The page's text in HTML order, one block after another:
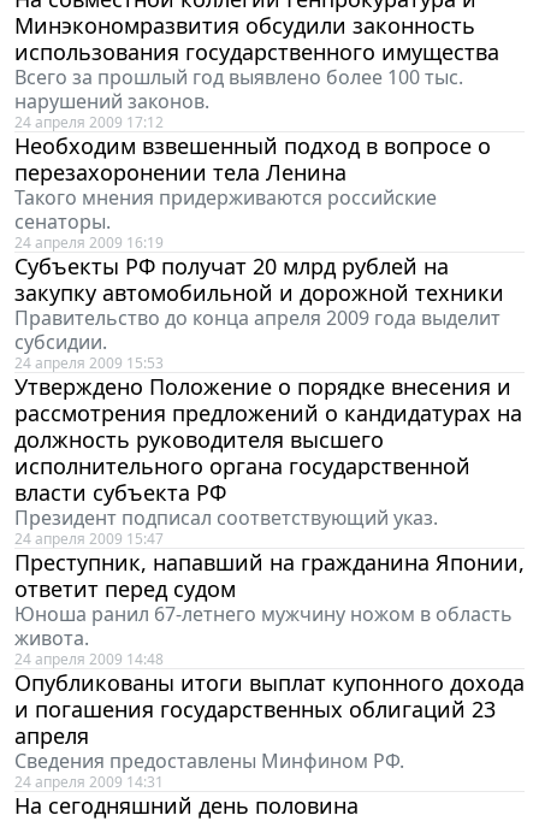
Минэкономразвития обсудили законность
использования государственного имущества
Всего за прошлый год выявлено более 100 тыс.
нарушений законов.
24 апреля 2009 17:12
Необходим взвешенный подход в вопросе о
перезахоронении тела Ленина
Такого мнения придерживаются российские
сенаторы.
24 апреля 2009 16:19
Субъекты РФ получат 20 млрд рублей на
закупку автомобильной и дорожной техники
Правительство до конца апреля 2009 года выделит
субсидии.
24 апреля 2009 15:53
Утверждено Положение о порядке внесения и
рассмотрения предложений о кандидатурах на
должность руководителя высшего
исполнительного органа государственной
власти субъекта РФ
Президент подписал соответствующий указ.
24 апреля 2009 15:47
Преступник, напавший на гражданина Японии,
ответит перед судом
Юноша ранил 67-летнего мужчину ножом в область
живота.
24 апреля 2009 14:48
Опубликованы итоги выплат купонного дохода
и погашения государственных облигаций 23
апреля
Сведения предоставлены Минфином РФ.
24 апреля 2009 14:31
На сегодняшний день половина